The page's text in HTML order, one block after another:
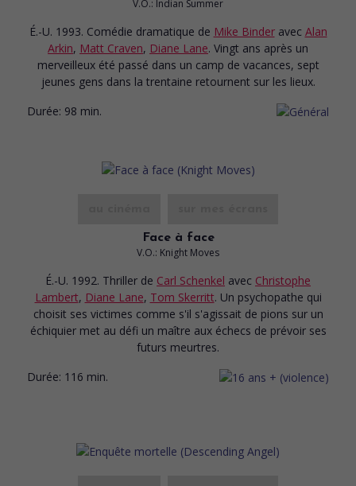
V.O.: Indian Summer
É.-U. 1993. Comédie dramatique de Mike Binder avec Alan
Arkin, Matt Craven, Diane Lane. Vingt ans après un
merveilleux été passé dans un camp de vacances, sept
jeunes gens dans la trentaine retournent sur les lieux.
Durée: 98 min.
Face à face
V.O.: Knight Moves
É.-U. 1992. Thriller de Carl Schenkel avec Christophe
Lambert, Diane Lane, Tom Skerritt. Un psychopathe qui
choisit ses victimes comme s'il s'agissait de pions sur un
échiquier met au défi un maître aux échecs de prévoir ses
futurs meurtres.
Durée: 116 min.